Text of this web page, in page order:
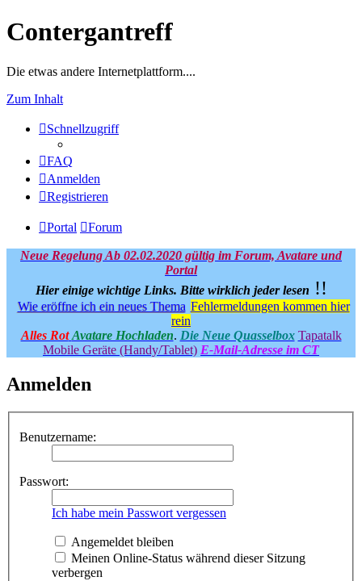
Contergantreff
Die etwas andere Internetplattform....
Zum Inhalt
Schnellzugriff
FAQ
Anmelden
Registrieren
Portal Forum
Neue Regelung Ab 02.02.2020 gültig im Forum, Avatare und
Portal
Hier einige wichtige Links. Bitte wirklich jeder lesen !!
Wie eröffne ich ein neues Thema Fehlermeldungen kommen hier
rein
Alles Rot Avatare Hochladen. Die Neue Quasselbox Tapatalk
Mobile Geräte (Handy/Tablet) E-Mail-Adresse im CT
Anmelden
Benutzername:
Passwort:
Ich habe mein Passwort vergessen
Angemeldet bleiben
Meinen Online-Status während dieser Sitzung
verbergen